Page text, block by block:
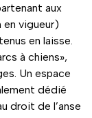
aux
en vigueur)
en laisse.
à chiens»,
Un espace
dédié
droit de l’anse